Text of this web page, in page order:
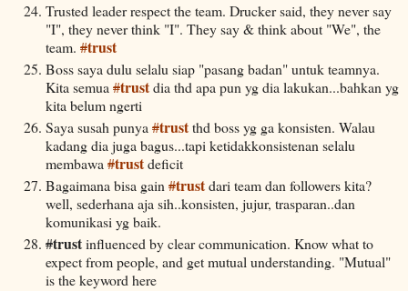
Trusted leader respect the team. Drucker said, they never say
"I", they never think "I". They say & think about "We", the
team. #trust
Boss saya dulu selalu siap "pasang badan" untuk teamnya.
Kita semua#trustdia thd apa pun yg dia lakukan...bahkan yg
kita belum ngerti
Saya susah punya#trustthd boss yg ga konsisten. Walau
kadang dia juga bagus...tapi ketidakkonsistenan selalu
membawa#trustdeficit
Bagaimana bisa gain#trustdari team dan followers kita?
well, sederhana aja sih..konsisten, jujur, trasparan..dan
komunikasi yg baik.
#trustinfluenced by clear communication. Know what to
expect from people, and get mutual understanding. "Mutual"
is the keyword here